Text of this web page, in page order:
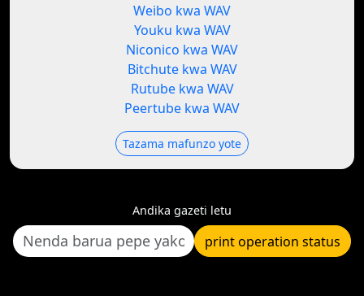
Weibo kwa WAV
Youku kwa WAV
Niconico kwa WAV
Bitchute kwa WAV
Rutube kwa WAV
Peertube kwa WAV
Tazama mafunzo yote
Andika gazeti letu
print operation status